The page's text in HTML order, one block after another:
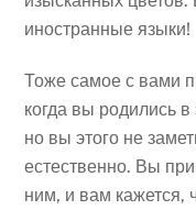
иностранные языки!
Тоже самое с вами
когда вы родились
но вы этого не
естественно. Вы
ним, и вам кажется,